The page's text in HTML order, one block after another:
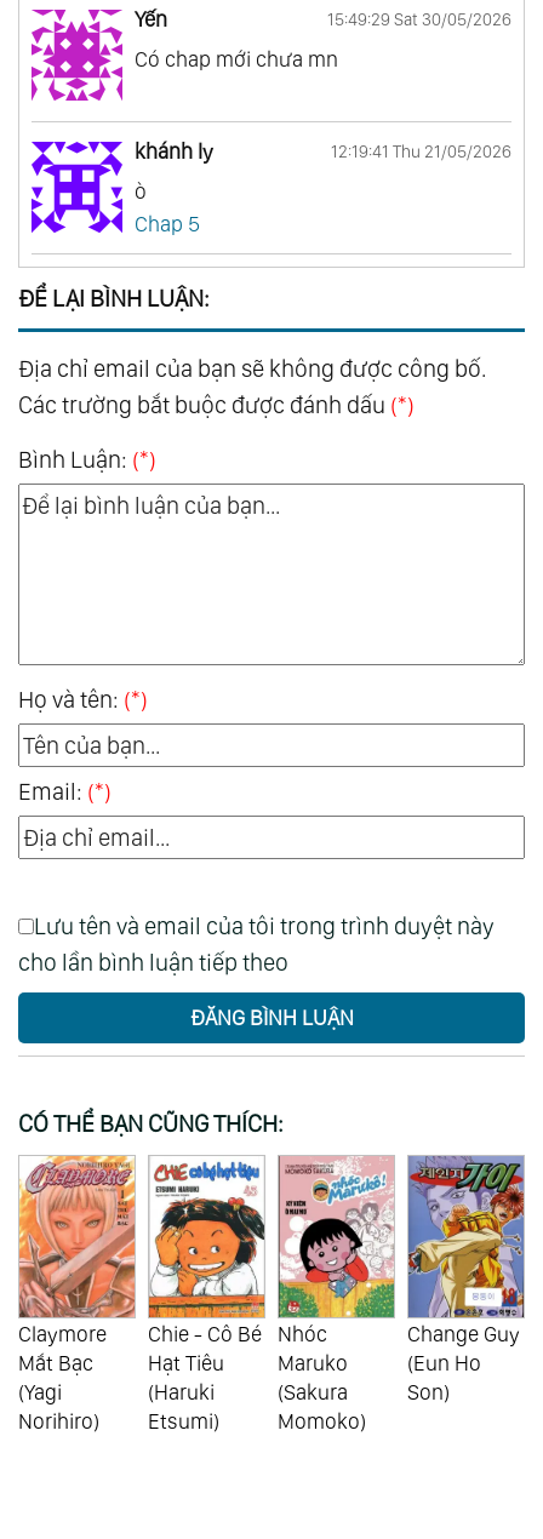
Yến 15:49:29 Sat 30/05/2026
Có chap mới chưa mn
khánh ly 12:19:41 Thu 21/05/2026
ò
Chap 5
ĐỂ LẠI BÌNH LUẬN:
Địa chỉ email của bạn sẽ không được công bố.
Các trường bắt buộc được đánh dấu (*)
Bình Luận: (*)
Họ và tên: (*)
Email: (*)
Lưu tên và email của tôi trong trình duyệt này
cho lần bình luận tiếp theo
ĐĂNG BÌNH LUẬN
CÓ THỂ BẠN CŨNG THÍCH:
Chie - Cô Bé
Hạt Tiêu
(Haruki
Etsumi)
Nhóc
Maruko
(Sakura
Momoko)
Change Guy
(Eun Ho
Son)
Ngày Thứ
Hai Đẫm
Máu -